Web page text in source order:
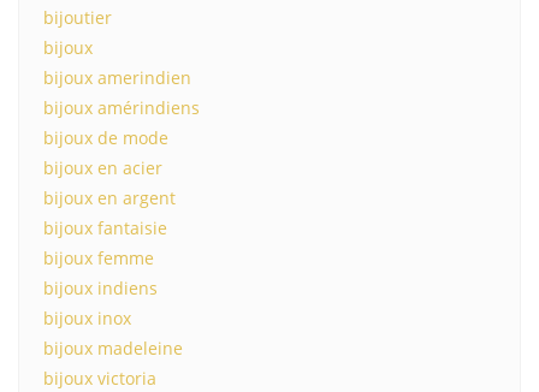
bijoutier
bijoux
bijoux amerindien
bijoux amérindiens
bijoux de mode
bijoux en acier
bijoux en argent
bijoux fantaisie
bijoux femme
bijoux indiens
bijoux inox
bijoux madeleine
bijoux victoria